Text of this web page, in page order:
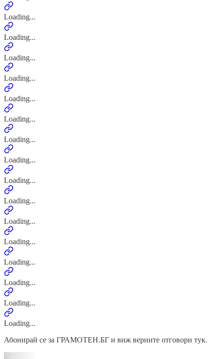
Loading...
Loading...
Loading...
Loading...
Loading...
Loading...
Loading...
Loading...
Loading...
Loading...
Loading...
Loading...
Loading...
Loading...
Loading...
Loading...
Абонирай се за ГРАМОТЕН.БГ и виж верните отговори тук.